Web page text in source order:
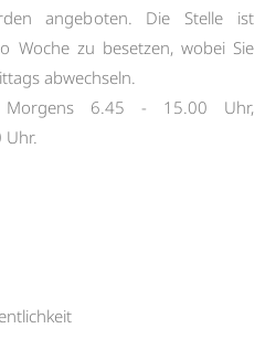
angeboten. Die Stelle ist
Woche zu besetzen, wobei Sie
abwechseln.
Morgens 6.45 - 15.00 Uhr,